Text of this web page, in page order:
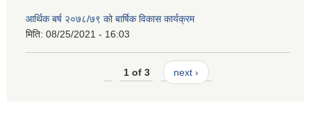
आर्थिक बर्ष २०७८/७९ को बार्षिक विकास कार्यक्रम
मिति: 08/25/2021 - 16:03
1 of 3 next ›